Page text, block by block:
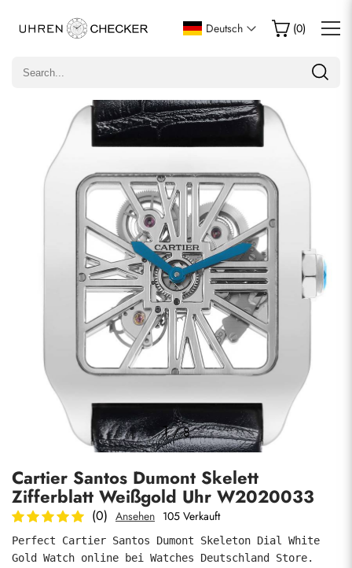
Deutsch (0)
1/8
Cartier Santos Dumont Skelett
Zifferblatt Weißgold Uhr W2020033
(0) Ansehen 105 Verkauft
Perfect Cartier Santos Dumont Skeleton Dial White
Gold Watch online bei Watches Deutschland Store.
Eine Bewertung schreiben
Nur Kunden, die diesen Artikel gekauft haben, dürfen eine
Bewertung
E-Mail
Kommentare
absenden